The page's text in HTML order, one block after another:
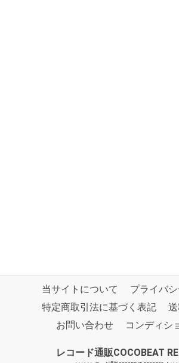
当サイトについて
プライバ
特定商取引法に基づく表記
お問い合わせ
コンディシ
レコード通販COCOBEAT